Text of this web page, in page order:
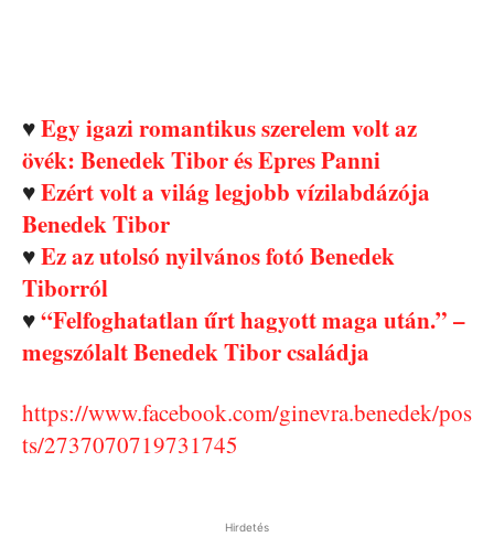
♥Egy igazi romantikus szerelem volt az
övék: Benedek Tibor és Epres Panni
♥Ezért volt a világ legjobb vízilabdázója
Benedek Tibor
♥Ez az utolsó nyilvános fotó Benedek
Tiborról
♥“Felfoghatatlan űrt hagyott maga után.” –
megszólalt Benedek Tibor családja
https://www.facebook.com/ginevra.benedek/pos
ts/2737070719731745
Hirdetés